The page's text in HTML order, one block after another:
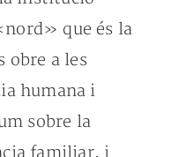
que és la
obre a les
humana i
sobre la